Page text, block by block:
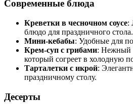
Современные блюда
Креветки в чесночном соусе:
блюдо для праздничного стола.
Мини-кебабы: Удобные для
Крем-суп с грибами: Нежный
который согреет в холодную
Тарталетки с икрой:
праздничному столу.
Десерты